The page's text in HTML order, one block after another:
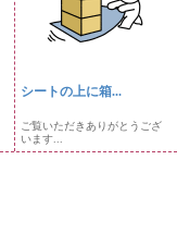
シートの上に箱...
ご覧いただきありがとうござ
います...